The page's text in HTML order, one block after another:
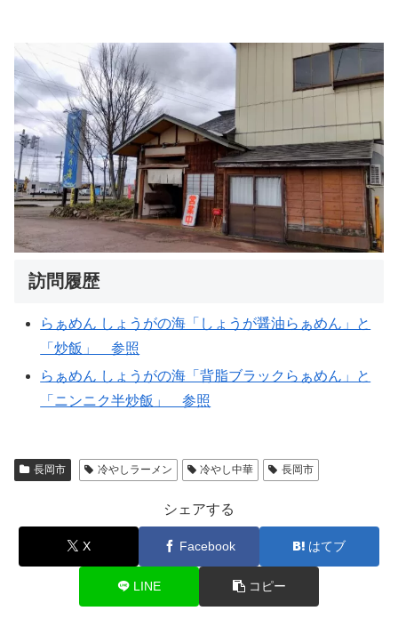
訪問履歴
らぁめん しょうがの海「しょうが醤油らぁめん」と
「炒飯」 参照
らぁめん しょうがの海「背脂ブラックらぁめん」と
「ニンニク半炒飯」 参照
長岡市 冷やしラーメン 冷やし中華 長岡市
シェアする
X Facebook はてブ
LINE コピー